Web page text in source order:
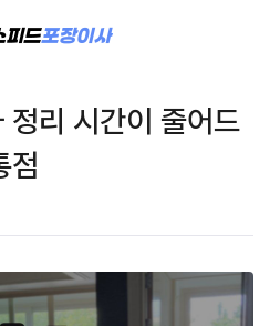
정리 시간이 줄어드
점